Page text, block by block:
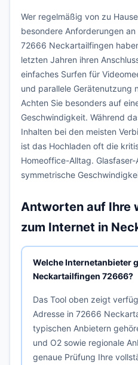
Wer regelmäßig von zu
besondere Anforderungen
72666 Neckartailfingen
letzten Jahren ihren
einfaches Surfen für
und parallele Gerätenutzung
Achten Sie besonders auf
Geschwindigkeit. Während
Inhalten bei den meisten
ist das Hochladen oft die
Homeoffice-Alltag.
symmetrische
Antworten auf Ihre
zum Internet in
Welche Internetanbieter
Neckartailfingen 72666?
Das Tool oben zeigt
Adresse in 72666
typischen Anbietern
und O2 sowie regionale
genaue Prüfung Ihre